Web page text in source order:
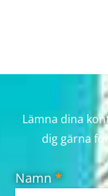
Lämna dina
dig gärna
Namn*